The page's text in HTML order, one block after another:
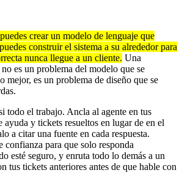
crear un modelo de lenguaje que
construir el sistema a su alrededor para
nunca llegue a un cliente. Una
es un problema del modelo que se
mejor, es un problema de diseño que se
todo el trabajo. Ancla al agente en tus
ayuda y tickets resueltos en lugar de en el
a citar una fuente en cada respuesta.
confianza para que solo responda
esté seguro, y enruta todo lo demás a un
tus tickets anteriores antes de que hable con